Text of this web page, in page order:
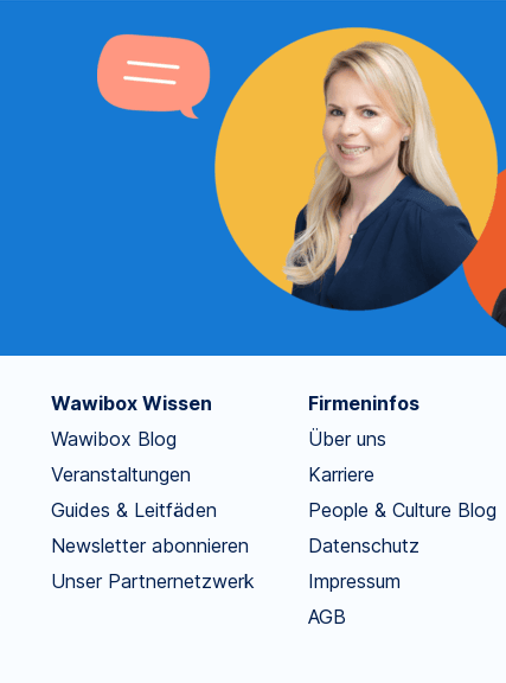
Wawibox Wissen
Wawibox Blog
Veranstaltungen
Guides & Leitfäden
Newsletter abonnieren
Unser Partnernetzwerk
Firmeninfos
Über uns
Karriere
People & Culture Blog
Datenschutz
Impressum
AGB